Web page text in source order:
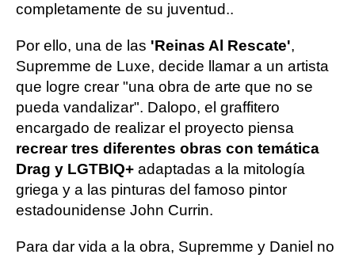
completamente de su juventud..
Por ello, una de las 'Reinas Al Rescate',
Supremme de Luxe, decide llamar a un artista
que logre crear "una obra de arte que no se
pueda vandalizar". Dalopo, el graffitero
encargado de realizar el proyecto piensa
recrear tres diferentes obras con temática
Drag y LGTBIQ+ adaptadas a la mitología
griega y a las pinturas del famoso pintor
estadounidense John Currin.
Para dar vida a la obra, Supremme y Daniel no